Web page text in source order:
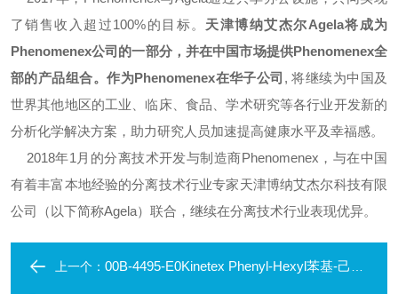
了销售收入超过100%的目标。 天津博纳艾杰尔Agela将成为
Phenomenex公司的一部分，并在中国市场提供Phenomenex全
部的产品组合。作为Phenomenex在华子公司 , 将继续为中国及
世界其他地区的工业、临床、食品、学术研究等各行业开发新的
分析化学解决方案，助力研究人员加速提高健康水平及幸福感。
2018年1月的分离技术开发与制造商Phenomenex，与在中国
有着丰富本地经验的分离技术行业专家天津博纳艾杰尔科技有限
公司（以下简称Agela）联合，继续在分离技术行业表现优异。
上一个： 00B-4495-E0Kinetex Phenyl-Hexyl苯基-己基核壳色谱柱